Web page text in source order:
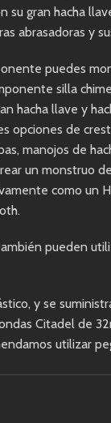
su gran hacha
abrasadoras y
puedes
silla
hacha llave y
opciones de
manojos de
un monstruo
como un
pueden
y se
Citadel de
utilizar